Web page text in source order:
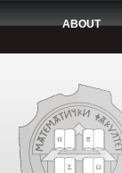
ABOUT